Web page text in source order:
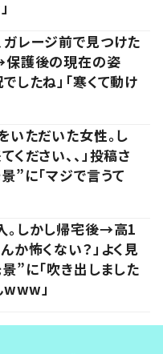
レージ前で見つけた
保護後の現在の姿
したね」「寒くて動け
いただいた女性。し
ださい、、」投稿さ
”に「マジで言うて
。しかし帰宅後→高1
か怖くない？」よく見
”に「吹き出しました
www」